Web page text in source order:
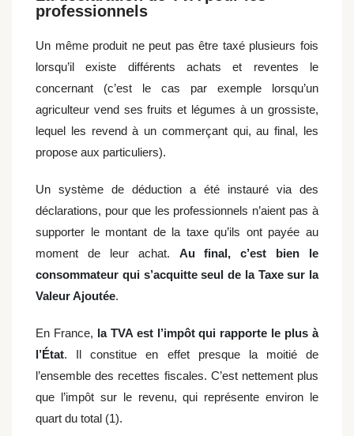
professionnels
Un même produit ne peut pas être taxé plusieurs fois
lorsqu’il existe différents achats et reventes le
concernant (c’est le cas par exemple lorsqu’un
agriculteur vend ses fruits et légumes à un grossiste,
lequel les revend à un commerçant qui, au final, les
propose aux particuliers).
Un système de déduction a été instauré via des
déclarations, pour que les professionnels n’aient pas à
supporter le montant de la taxe qu’ils ont payée au
moment de leur achat. Au final, c’est bien le
consommateur qui s’acquitte seul de la Taxe sur la
Valeur Ajoutée.
En France, la TVA est l’impôt qui rapporte le plus à
l’État. Il constitue en effet presque la moitié de
l’ensemble des recettes fiscales. C’est nettement plus
que l’impôt sur le revenu, qui représente environ le
quart du total (1).